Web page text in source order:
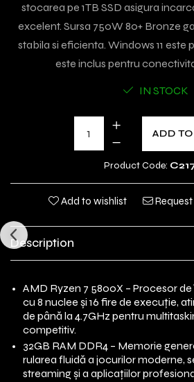
stocarea pe 1TB SSD asigura
excelent. Sursa 750W 80+ Bronze
stabila si eficienta. Windows 11 este
este inclus pentru
IN STOCK
ADD
Product Code:
Add to wishlist
Description
AMD Ryzen 7 5800X – Procesor
cu 8 nuclee și 16 fire de execuție,
de până la 4.7GHz pentru
competitiv.
32GB RAM DDR4 – Memorie
rularea fluidă a jocurilor moderne,
streaming și a aplicațiilor